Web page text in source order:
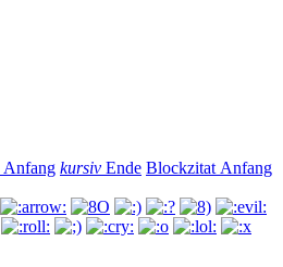
Anfang kursiv Ende Blockzitat Anfang